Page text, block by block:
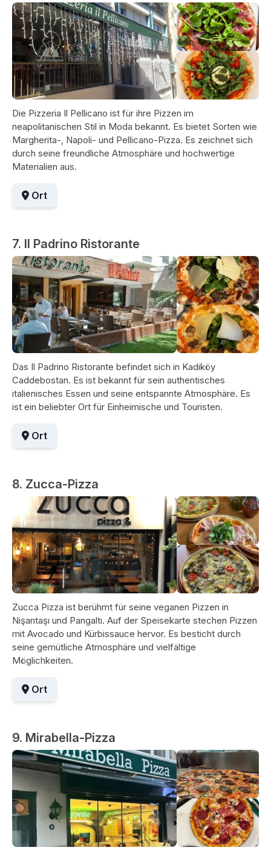
Die Pizzeria Il Pellicano ist für ihre Pizzen im
neapolitanischen Stil in Moda bekannt. Es bietet Sorten wie
Margherita-, Napoli- und Pellicano-Pizza. Es zeichnet sich
durch seine freundliche Atmosphäre und hochwertige
Materialien aus.
Ort
7. Il Padrino Ristorante
Das Il Padrino Ristorante befindet sich in Kadiköy
Caddebostan. Es ist bekannt für sein authentisches
italienisches Essen und seine entspannte Atmosphäre. Es
ist ein beliebter Ort für Einheimische und Touristen.
Ort
8. Zucca-Pizza
Zucca Pizza ist berühmt für seine veganen Pizzen in
Nişantaşı und Pangaltı. Auf der Speisekarte stechen Pizzen
mit Avocado und Kürbissauce hervor. Es besticht durch
seine gemütliche Atmosphäre und vielfältige
Möglichkeiten.
Ort
9. Mirabella-Pizza